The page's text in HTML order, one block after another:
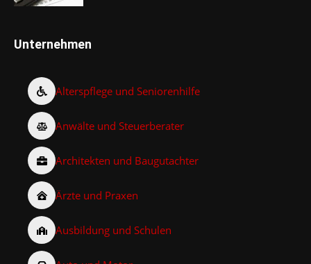
Unternehmen
Alterspflege und Seniorenhilfe
Anwälte und Steuerberater
Architekten und Baugutachter
Ärzte und Praxen
Ausbildung und Schulen